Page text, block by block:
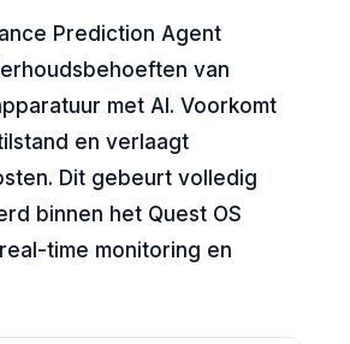
Prediction Agent
van
met AI. Voorkomt
en verlaagt
Dit gebeurt volledig
binnen het Quest OS
time monitoring en